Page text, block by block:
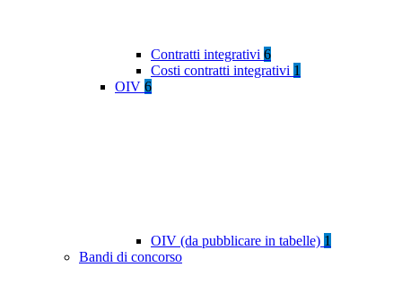
Contratti integrativi 6
Costi contratti integrativi 1
OIV 6
OIV (da pubblicare in tabelle) 1
Bandi di concorso